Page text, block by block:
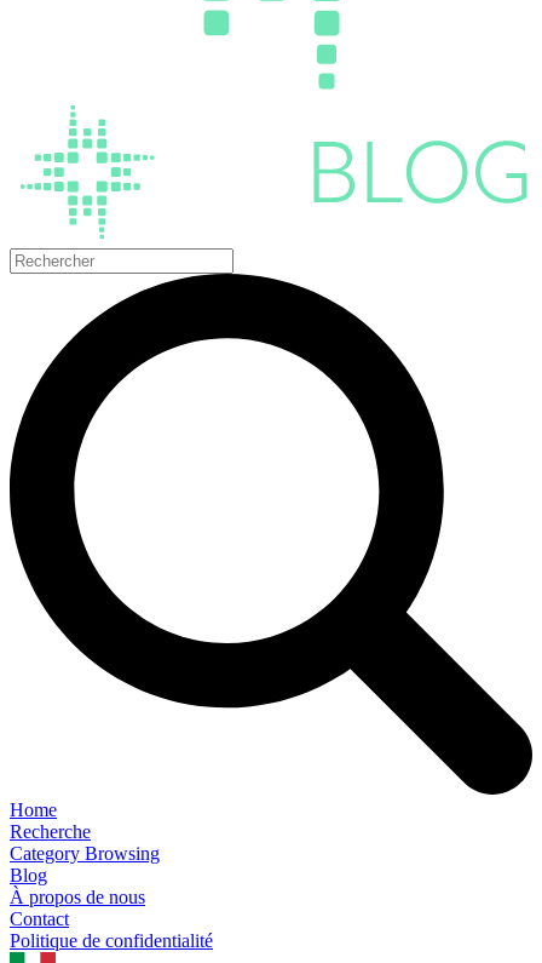
Home
Recherche
Category Browsing
Blog
À propos de nous
Contact
Politique de confidentialité